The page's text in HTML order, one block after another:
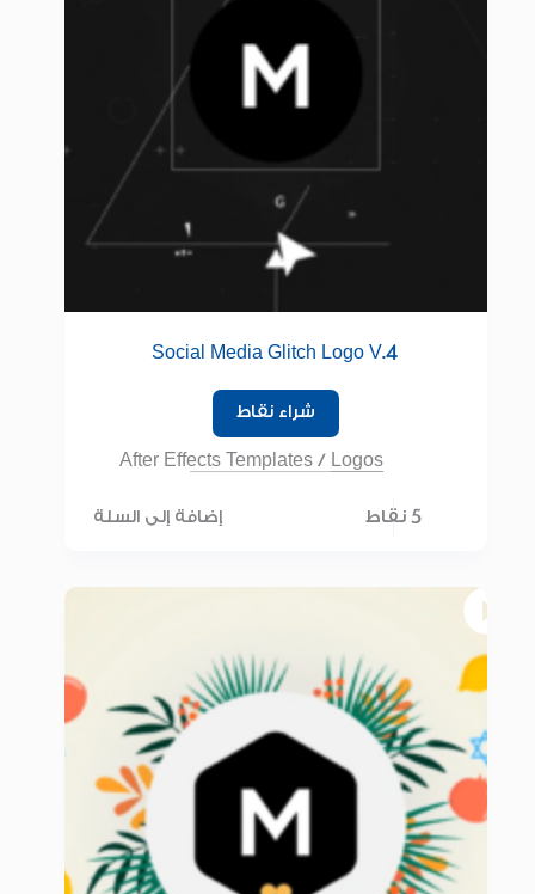
Social Media Glitch Logo V.4
شراء نقاط
After Effects Templates / Logos
5 نقاط إضافة إلى السلة